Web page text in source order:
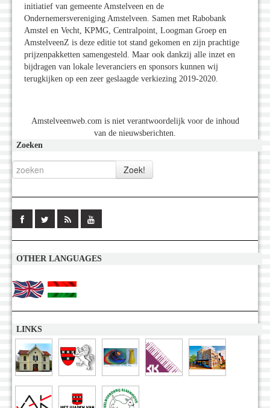
initiatief van gemeente Amstelveen en de
Ondernemersvereniging Amstelveen. Samen met Rabobank
Amstel en Vecht, KPMG, Centralpoint, Loogman Groep en
AmstelveenZ is deze editie tot stand gekomen en zijn prachtige
prijzenpakketten samengesteld. Maar ook dankzij alle inzet en
bijdragen van lokale leveranciers en sponsors kunnen wij
terugkijken op een zeer geslaagde verkiezing 2019-2020.
Amstelveenweb.com is niet verantwoordelijk voor de inhoud
van de nieuwsberichten.
Zoeken
OTHER LANGUAGES
LINKS